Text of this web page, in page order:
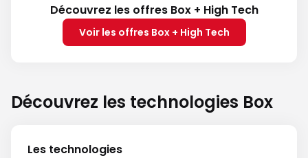
Découvrez les offres Box + High Tech
Voir les offres Box + High Tech
Découvrez les technologies Box
Les technologies